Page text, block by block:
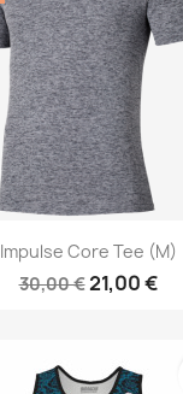
Impulse Core Tee (M)
30,00 €21,00 €